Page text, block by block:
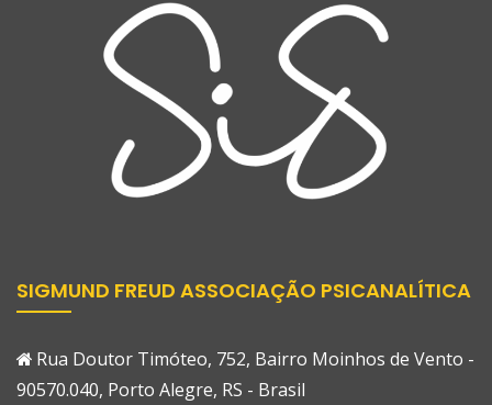
SIGMUND FREUD ASSOCIAÇÃO PSICANALÍTICA
Rua Doutor Timóteo, 752, Bairro Moinhos de Vento -
90570.040, Porto Alegre, RS - Brasil